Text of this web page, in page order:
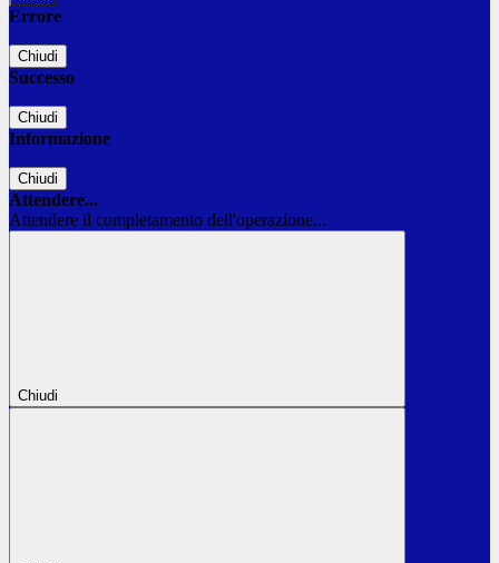
Errore
Chiudi
Successo
Chiudi
Informazione
Chiudi
Attendere...
Attendere il completamento dell'operazione...
Chiudi